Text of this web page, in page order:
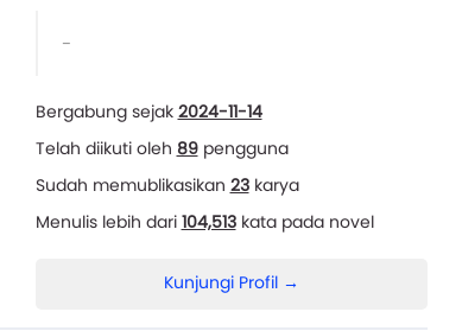
-
Bergabung sejak 2024-11-14
Telah diikuti oleh 89pengguna
Sudah memublikasikan 23karya
Menulis lebih dari 104,513kata pada novel
Kunjungi Profil →